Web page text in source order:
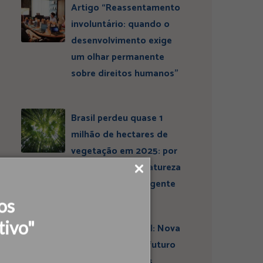
Artigo “Reassentamento
involuntário: quando o
desenvolvimento exige
um olhar permanente
sobre direitos humanos”
Brasil perdeu quase 1
milhão de hectares de
vegetação em 2025: por
que conservar a natureza
continua sendo urgente
Entrevista ESBrasil: Nova
liderança projeta futuro